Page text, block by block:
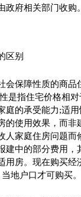
政府相关部门收购。
区别
会保障性质的商品
是指住宅价格相
庭的承受能力;适
的使用效果，而非
人家庭住房问题而
建中的部分费用，
用房。现在购买经
地户口才可购买。